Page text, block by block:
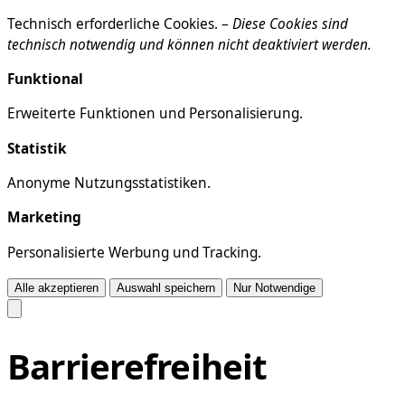
Technisch erforderliche Cookies. – Diese Cookies sind
technisch notwendig und können nicht deaktiviert werden.
Funktional
Erweiterte Funktionen und Personalisierung.
Statistik
Anonyme Nutzungsstatistiken.
Marketing
Personalisierte Werbung und Tracking.
Alle akzeptieren Auswahl speichern Nur Notwendige
Barrierefreiheit